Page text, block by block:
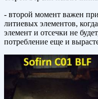
- второй момент важен
литиевых элементов,
элемент и отсечки не
потребление еще и